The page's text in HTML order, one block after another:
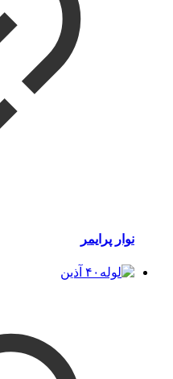
نوار پرایمر